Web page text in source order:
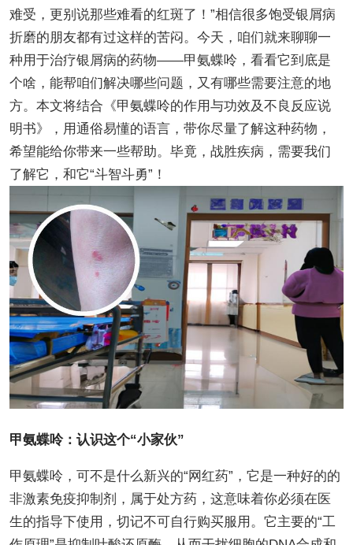
难受，更别说那些难看的红斑了！”相信很多饱受银屑病
折磨的朋友都有过这样的苦闷。今天，咱们就来聊聊一
种用于治疗银屑病的药物——甲氨蝶呤，看看它到底是
个啥，能帮咱们解决哪些问题，又有哪些需要注意的地
方。本文将结合《甲氨蝶呤的作用与功效及不良反应说
明书》，用通俗易懂的语言，带你尽量了解这种药物，
希望能给你带来一些帮助。毕竟，战胜疾病，需要我们
了解它，和它“斗智斗勇”！
甲氨蝶呤：认识这个“小家伙”
甲氨蝶呤，可不是什么新兴的“网红药”，它是一种好的的
非激素免疫抑制剂，属于处方药，这意味着你必须在医
生的指导下使用，切记不可自行购买服用。它主要的“工